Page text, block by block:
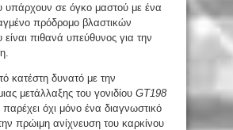
υπάρχουν σε όγκο μαστού με ένα
πρόδρομο βλαστικών
πιθανά υπεύθυνος για την
κατέστη δυνατό με την
μετάλλαξης του γονιδίου GT198
όχι μόνο ένα διαγνωστικό
πρώιμη ανίχνευση του καρκίνου